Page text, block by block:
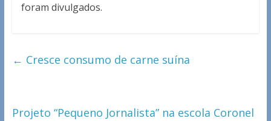
foram divulgados.
← Cresce consumo de carne suína
Projeto “Pequeno Jornalista” na escola Coronel